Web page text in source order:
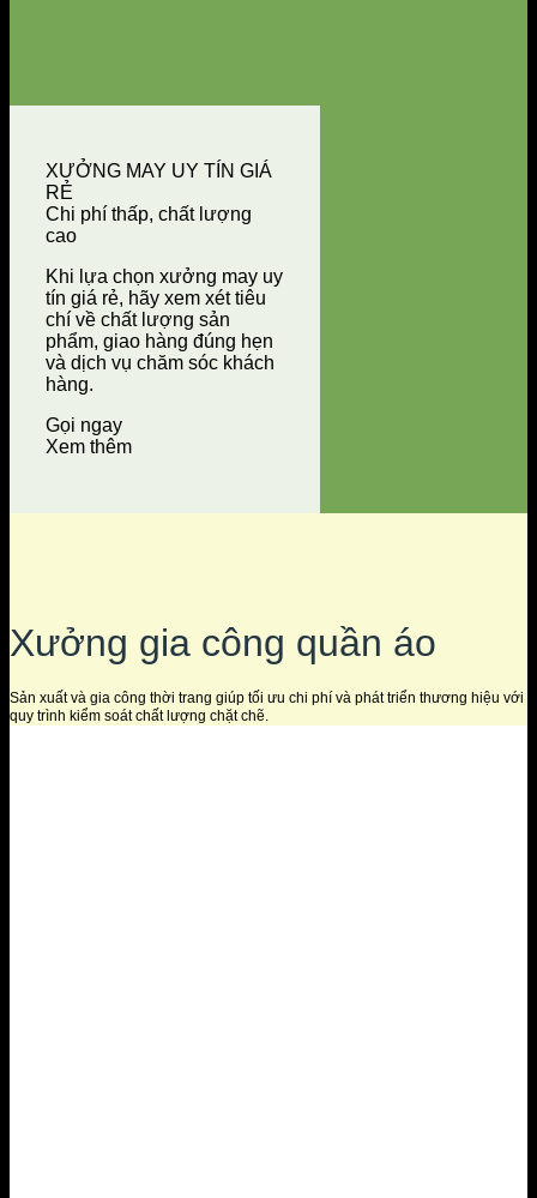
XƯỞNG MAY UY TÍN GIÁ
RẺ
Chi phí thấp, chất lượng
cao
Khi lựa chọn xưởng may uy
tín giá rẻ, hãy xem xét tiêu
chí về chất lượng sản
phẩm, giao hàng đúng hẹn
và dịch vụ chăm sóc khách
hàng.
Gọi ngay
Xem thêm
Xưởng gia công quần áo
Sản xuất và gia công thời trang giúp tối ưu chi phí và phát triển thương hiệu với
quy trình kiểm soát chất lượng chặt chẽ.